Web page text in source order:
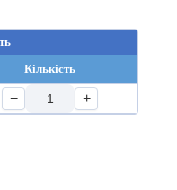
Кількість
− +